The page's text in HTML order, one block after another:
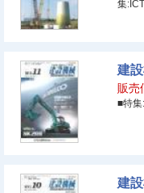
集
建
販売
■特
建